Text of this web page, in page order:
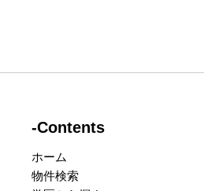
-Contents
ホーム
物件検索